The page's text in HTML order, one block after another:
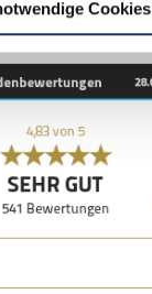
Cookies